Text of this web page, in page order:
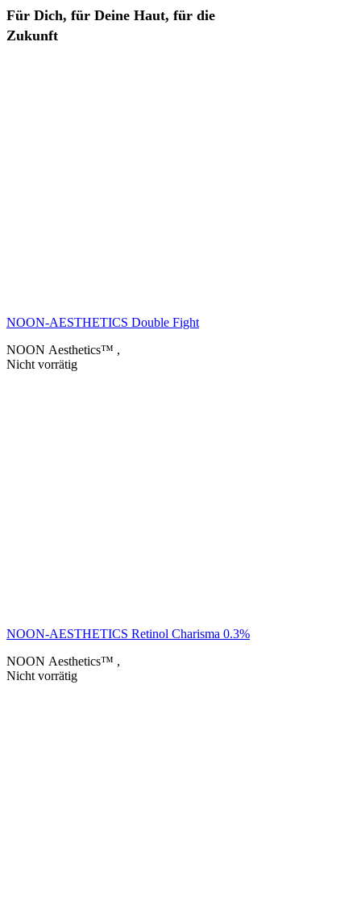
Für Dich, für Deine Haut, für die
Zukunft
NOON-AESTHETICS Double Fight
NOON Aesthetics™ ,
Nicht vorrätig
NOON-AESTHETICS Retinol Charisma 0.3%
NOON Aesthetics™ ,
Nicht vorrätig